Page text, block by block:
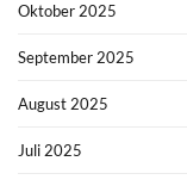
Oktober 2025
September 2025
August 2025
Juli 2025